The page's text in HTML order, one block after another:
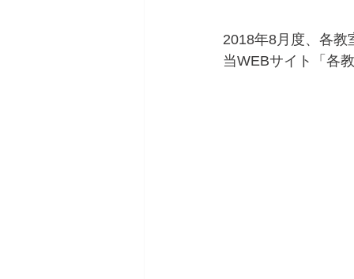
2018年8月度、各教
当WEBサイト「各